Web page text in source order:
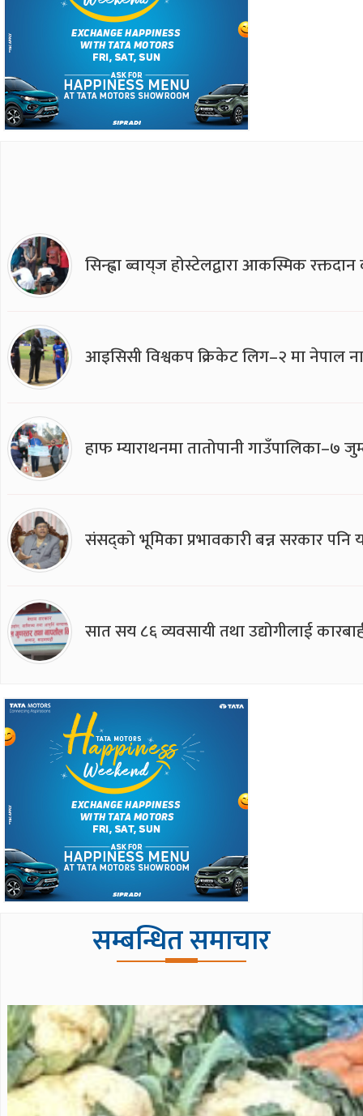
सिन्ह्वा ब्वाय्‌ज होस्टेलद्वारा आकस्मिक
आइसिसी विश्वकप क्रिकेट लिग–२ मा नेपाल
हाफ म्याराथनमा तातोपानी गाउँपालिका–७
संसद्को भूमिका प्रभावकारी बन्न सरकार पनि
सात सय ८६ व्यवसायी तथा उद्योगीलाई
सम्बन्धित समाचार